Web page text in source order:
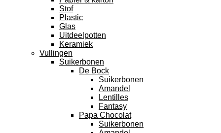
Stof
Plastic
Glas
Uitdeelpotten
Keramiek
Vullingen
Suikerbonen
De Bock
Suikerbonen
Amandel
Lentilles
Fantasy
Papa Chocolat
Suikerbonen